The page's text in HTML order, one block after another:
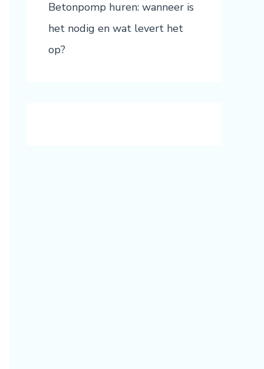
Betonpomp huren: wanneer is
het nodig en wat levert het
op?